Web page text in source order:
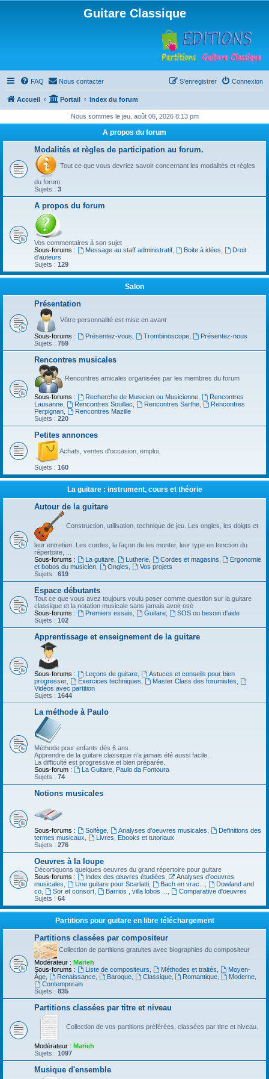
Guitare Classique
FAQ Nous contacter Connexion
S’enregistrer
Accueil Portail Index du forum
Nous sommes le jeu. août 06, 2026 8:13 pm
A propos du forum
Modalités et règles de participation au forum.
Tout ce que vous devriez savoir concernant les modalités et règles
du forum.
Sujets : 3
A propos du forum
Vos commentaires à son sujet
Sous-forums :
Message au staff administratif, Boite à idées
Droit
d'auteurs
Sujets : 129
Salon
Présentation
Vôtre personnalité est mise en avant
Sous-forums : Présentez-vous Trombinoscope,
Présentez-nous
Sujets : 759
Rencontres musicales
Rencontres amicales organisées par les membres du forum
Sous-forums : Recherche de Musicien ou Musicienne,
Rencontres
Lausanne
Rencontres Souillac Rencontres Sarthe,
Rencontres
Perpignan
Rencontres Mazille
Sujets : 220
Petites annonces
Achats, ventes d'occasion, emploi.
Sujets : 160
La guitare : instrument, cours et théorie
Autour de la guitare
Construction, utilisation, technique de jeu. Les ongles, les doigts et
leur entretien. Les cordes, la façon de les monter, leur type en fonction du
répertoire, ...
Sous-forums :
La guitare, Lutherie, Cordes et magasins
Ergonomie
et bobos du musicien
Ongles
Vos projets
Sujets : 619
Espace débutants
Tout ce que vous avez toujours voulu poser comme question sur la guitare
classique et la notation musicale sans jamais avoir osé
Sous-forums :
Premiers essais Guitare,
SOS ou besoin d'aide
Sujets : 102
Apprentissage et enseignement de la guitare
Sous-forums : Leçons de guitare,
Astuces et conseils pour bien
progresser
Exercices techniques Master Class des forumistes
Vidéos avec partition
Sujets : 1644
La méthode à Paulo
Méthode pour enfants dès 6 ans.
Apprendre de la guitare classique n'a jamais été aussi facile.
La difficulté est progressive et bien préparée.
Sous-forum :
La Guitare, Paulo da Fontoura
Sujets : 74
Notions musicales
Sous-forums : Solfège, Analyses d'oeuvres musicales
Definitions des
termes musicaux
Livres, Ebooks et tutoriaux
Sujets : 276
Oeuvres à la loupe
Décortiquons quelques oeuvres du grand répertoire pour guitare
Sous-forums :
Index des œuvres étudiées
Analyses d'oeuvres
musicales
Une guitare pour Scarlatti, Bach en vrac...
Dowland and
co
Sor et consort, Barrios , villa lobos ...
Comparative d'oeuvres
Sujets : 64
Partitions pour guitare en libre téléchargement
Partitions classées par compositeur
Collection de partitions gratuites avec biographies du compositeur
Modérateur : Marieh
Sous-forums :
Liste de compositeurs Méthodes et traités
Moyen-
Âge
Renaissance, Baroque, Classique, Romantique Moderne
Contemporain
Sujets : 835
Partitions classées par titre et niveau
Collection de vos partitions préférées, classées par titre et niveau.
Modérateur : Marieh
Sujets : 1097
Musique d'ensemble